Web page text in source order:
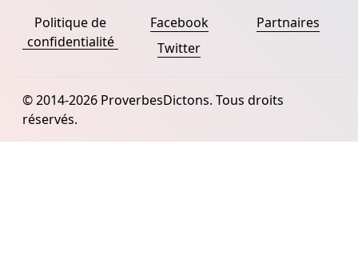
Politique de
confidentialité
Facebook
Twitter
Partnaires
© 2014-2026 ProverbesDictons. Tous droits
réservés.